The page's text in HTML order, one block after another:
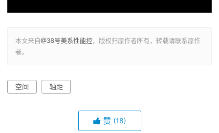
本文来自@38号美系性能控，版权归原作者所有，转载请联系原作
者。
空间 轴距
赞 (18)